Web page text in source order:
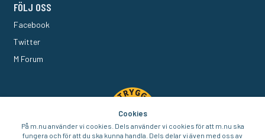
FÖLJ OSS
Facebook
Twitter
M Forum
Cookies
På m.nu använder vi cookies. Dels använder vi cookies för att m.nu ska
fungera och för att du ska kunna handla. Dels delar vi även med oss av